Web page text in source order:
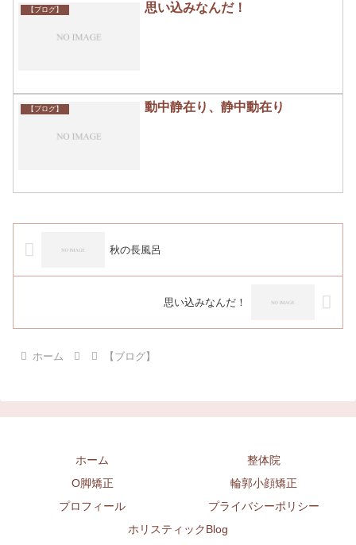
【ブログ】 思い込みなんだ！
【ブログ】 動中静在り、静中動在り
秋の長風呂
思い込みなんだ！
ホーム 【ブログ】
ホーム
整体院
O脚矯正
輪郭小顔矯正
プロフィール
プライバシーポリシー
ホリスティックBlog